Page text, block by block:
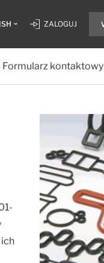
ZALOGUJ
Formularz kontaktowy